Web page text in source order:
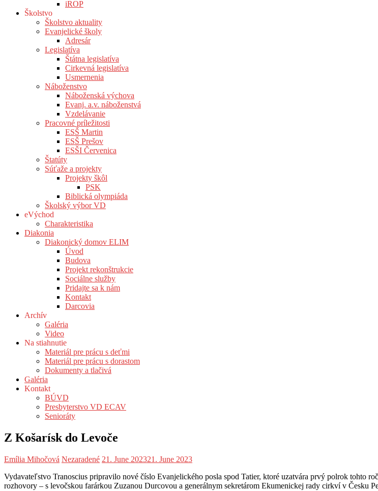
iROP
Školstvo
Školstvo aktuality
Evanjelické školy
Adresár
Legislatíva
Štátna legislatíva
Cirkevná legislatíva
Usmernenia
Náboženstvo
Náboženská výchova
Evanj. a.v. náboženstvá
Vzdelávanie
Pracovné príležitosti
ESŠ Martin
ESŠ Prešov
ESŠI Červenica
Štatúty
Súťaže a projekty
Projekty škôl
PSK
Biblická olympiáda
Školský výbor VD
eVýchod
Charakteristika
Diakonia
Diakonický domov ELIM
Úvod
Budova
Projekt rekonštrukcie
Sociálne služby
Pridajte sa k nám
Kontakt
Darcovia
Archív
Galéria
Video
Na stiahnutie
Materiál pre prácu s deťmi
Materiál pre prácu s dorastom
Dokumenty a tlačivá
Galéria
Kontakt
BÚVD
Presbyterstvo VD ECAV
Senioráty
Z Košarísk do Levoče
Emília Mihočová Nezaradené 21. June 202321. June 2023
Vydavateľstvo Tranoscius pripravilo nové číslo Evanjelického posla spod Tatier, ktoré uzatvára prvý polrok tohto
rozhovory – s levočskou farárkou Zuzanou Durcovou a generálnym sekretárom Ekumenickej rady cirkví v Česku